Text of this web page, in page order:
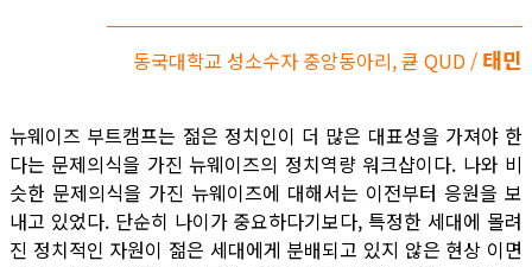
동국대학교 성소수자 중앙동아리, 큗 QUD / 태민
뉴웨이즈 부트캠프는 젊은 정치인이 더 많은 대표성을 가져야 한
다는 문제의식을 가진 뉴웨이즈의 정치역량 워크샵이다. 나와 비
슷한 문제의식을 가진 뉴웨이즈에 대해서는 이전부터 응원을 보
내고 있었다. 단순히 나이가 중요하다기보다, 특정한 세대에 몰려
진 정치적인 자원이 젊은 세대에게 분배되고 있지 않은 현상 이면